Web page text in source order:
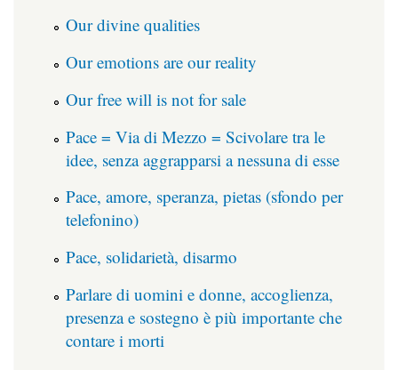
Our divine qualities
Our emotions are our reality
Our free will is not for sale
Pace = Via di Mezzo = Scivolare tra le
idee, senza aggrapparsi a nessuna di esse
Pace, amore, speranza, pietas (sfondo per
telefonino)
Pace, solidarietà, disarmo
Parlare di uomini e donne, accoglienza,
presenza e sostegno è più importante che
contare i morti